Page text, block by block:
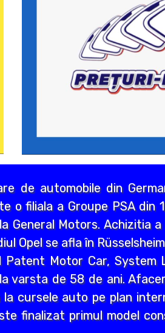
de automobile din
o filiala a Groupe PSA din
General Motors.
Opel se afla în
Motor Car, System
varsta de 58 de ani.
cursele auto pe plan
finalizat primul model